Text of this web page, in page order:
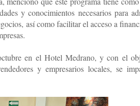
y conocimientos necesarios para
así como facilitar el acceso a
en el Hotel Medrano, y con el
y empresarios locales, se